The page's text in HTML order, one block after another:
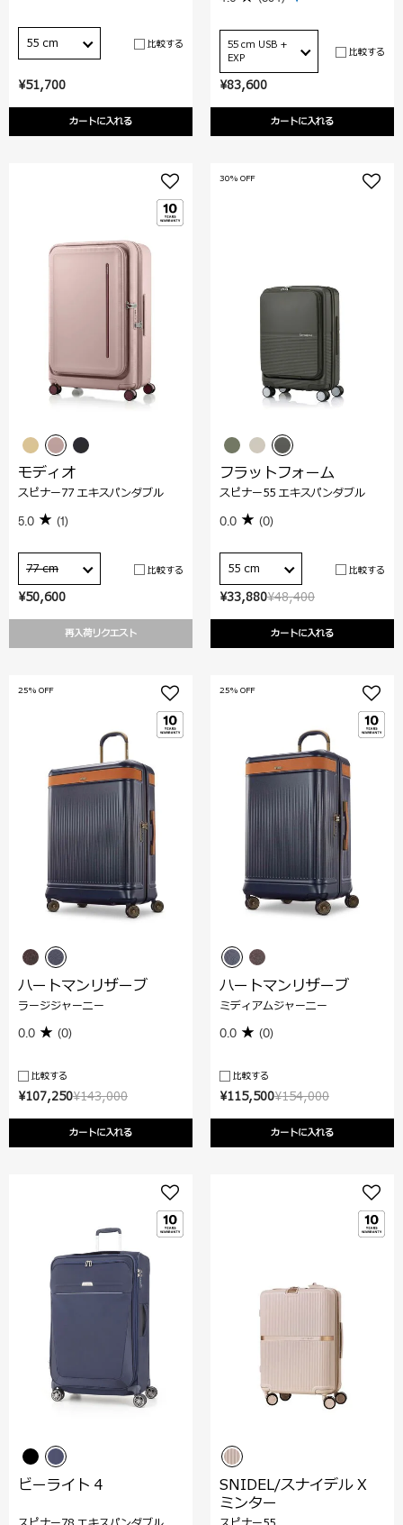
¥51,700
カートに入れる
55 cm 比較する
¥83,600
カートに入れる
55 cm USB +
EXP
比較する
¥50,600
再入荷リクエスト
モディオ
スピナー77 エキスパンダブル
5.0 (1)
77 cm 比較する
¥48,400
¥33,880
カートに入れる
30% OFF
フラットフォーム
スピナー55 エキスパンダブル
0.0 (0)
55 cm 比較する
¥143,000
¥107,250
カートに入れる
25% OFF
ハートマンリザーブ
ラージジャーニー
0.0 (0)
比較する
¥154,000
¥115,500
カートに入れる
25% OFF
ハートマンリザーブ
ミディアムジャーニー
0.0 (0)
比較する
ビーライト 4
SNIDEL/スナイデル X
ミンター